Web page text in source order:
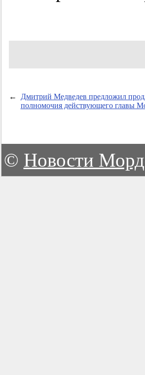
←
Дмитрий Медведев предложил
полномочия действующего главы
© Новости